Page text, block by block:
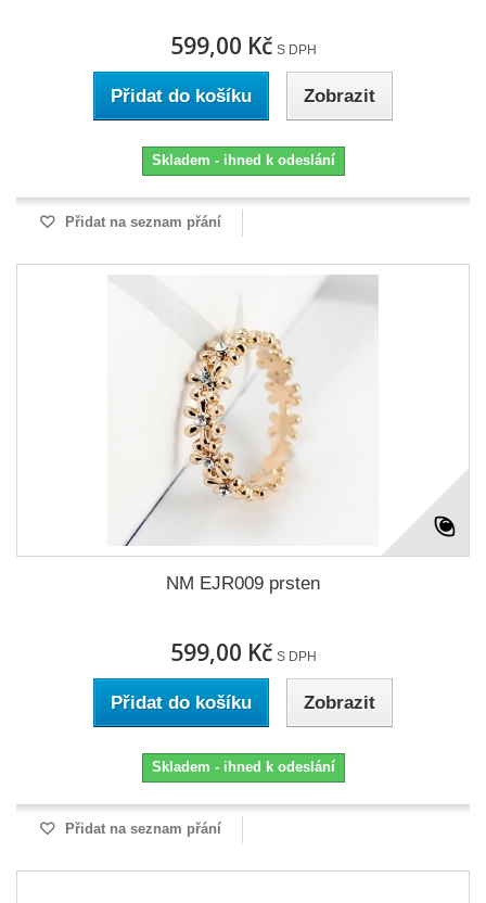
599,00 Kč S DPH
Přidat do košíku Zobrazit
Skladem - ihned k odeslání
Přidat na seznam přání
NM EJR009 prsten
599,00 Kč S DPH
Přidat do košíku Zobrazit
Skladem - ihned k odeslání
Přidat na seznam přání